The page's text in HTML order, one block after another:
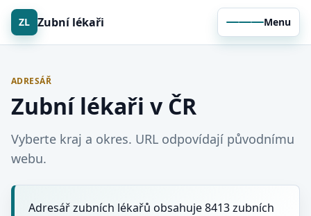
ZL Zubní lékaři Menu
ADRESÁŘ
Zubní lékaři v ČR
Vyberte kraj a okres. URL odpovídají původnímu
webu.
Adresář zubních lékařů obsahuje 8413 zubních